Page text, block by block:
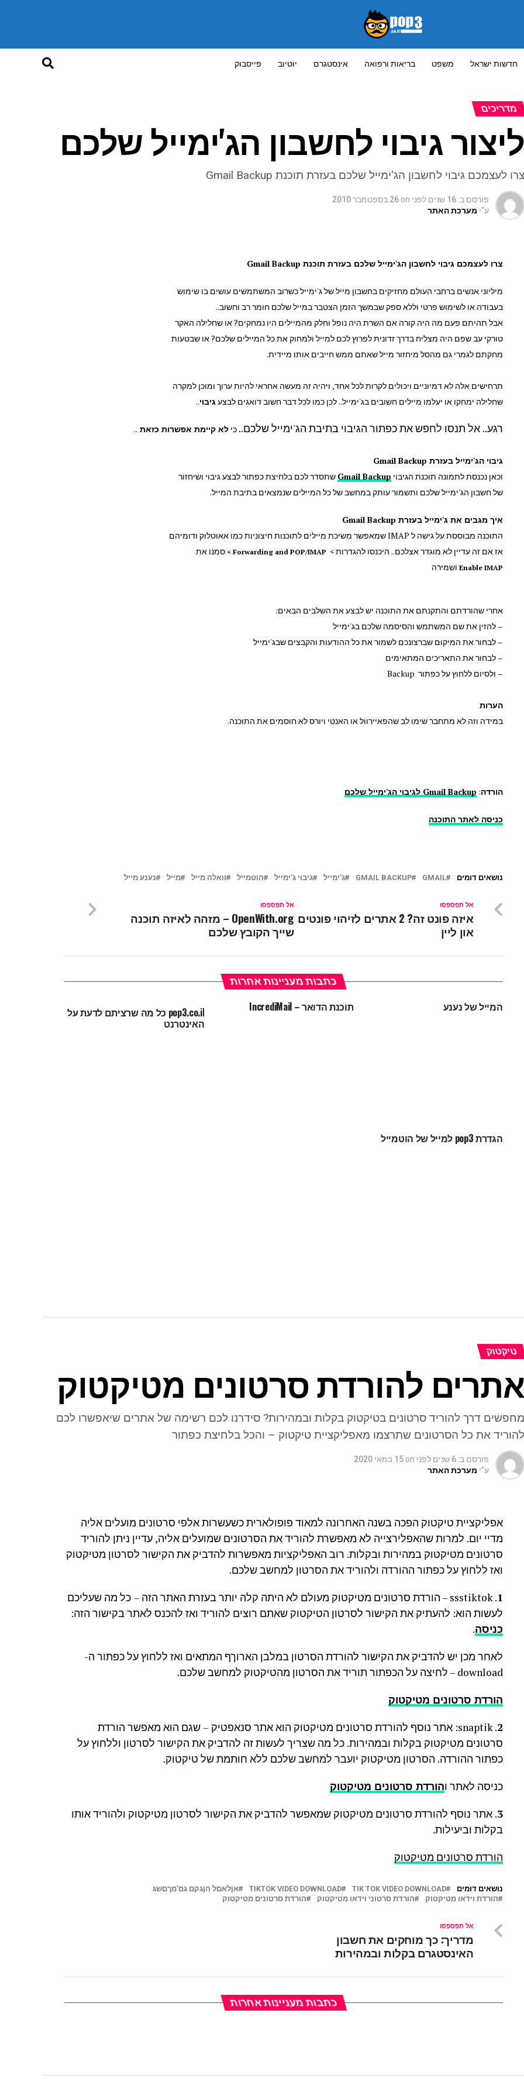
חדשות ישראל משפט בריאות ורפואה אינסטגרם יוטיוב פייסבוק
מדריכים
ליצור גיבוי לחשבון הג'ימייל שלכם
צרו לעצמכם גיבוי לחשבון הג'ימייל שלכם בעזרת תוכנת Gmail Backup
פורסם ב: 16 שנים לפני on 26 בספטמבר 2010
ע"י מערכת האתר
צרו לעצמכם גיבוילחשבון הג'ימייל שלכם בעזרת תוכנת Gmail Backup
מיליוני אנשים ברחבי העולם מחזיקים בחשבון מייל של ג'ימייל כשרוב המשתמשים עושים בו שימוש
בעבודה או לשימוש פרטי וללא ספק שבמשך הזמן הצטבר במייל שלכם חומר רב וחשוב..
אבל תהיתם פעם מה היה קורה אם השרת היה נופל וחלק מהמיילים היו נמחקים? או שחלילה האקר
טורקי עב שפם היה מצליח בדרך זדונית לפרוץ לכם למייל ולמחוק את כל המיילים שלכם? או שבטעות
מחקתם לגמרי גם מהסל מיחזור מייל שאתם ממש חייבים אותו מיידית.
תרחישים אלה לא דמיוניים ויכולים לקרות לכל אחד, ויהיה זה מעשה אחראי להיות ערוך ומוכן למקרה
שחלילה ימחקו או יעלמו מיילים חשובים בג'ימייל..לכן כמו לכל דבר חשוב דואגים לבצעגיבוי..
רגע.. אל תנסו לחפש את כפתור הגיבוי בתיבת הג'ימייל שלכם.. כי לא קיימת אפשרות כזאת ..
גיבוי הג'ימייל בעזרת Gmail Backup
וכאן נכנסת לתמונה תוכנת הגיבוי Gmail Backup שתסדר לכם בלחיצת כפתור לבצע גיבוי ושיחזור
של חשבון הג'ימייל שלכם ותשמור עותק במחשב של כל המיילים שנמצאים בתיבת המייל.
איך מגבים את ג'ימייל בעזרת Gmail Backup
התוכנה מבוססת על גישה ל IMAP שמאפשר משיכת מיילים לתוכנות חיצוניות כמו אאוטלוק ודומיהם
אז אם זה עדיין לא מוגדר אצלכם.. היכנסו להגדרות > Forwarding and POP/IMAP > סמנו את
Enable IMAP ושמירה
אחרי שהורדתם והתקנתם את התוכנה יש לבצע את השלבים הבאים:
– להזין את שם המשתמש והסיסמה שלכם בג'ימייל
– לבחור את המיקום שברצונכם לשמור את כל ההודעות והקבצים שבג'ימייל
– לבחור את התאריכים המתאימים
– ולסיום ללחוץ על כפתור Backup
הערות
במידה וזה לא מתחבר שימו לב שהפאיירוול או האנטי ויורס לא חוסמים את התוכנה.
הורדה: Gmail Backup לגיבוי הג'ימייל שלכם
כניסה לאתר התוכנה
נושאים דומים GMAIL
GMAIL BACKUP ג'ימייל גיבוי ג'ימייל הוטמייל וואלה מייל מייל נענע מייל
אל תפספסו
OpenWith.org – מזהה לאיזה תוכנה
שייך הקובץ שלכם
אל תפספסו
איזה פונט זה? 2 אתרים לזיהוי פונטים
און ליין
כתבות מעניינות אחרות
המייל של נענע תוכנת הדואר – IncrediMail pop3.co.il כל מה שרציתם לדעת על
האינטרנט
הגדרת pop3 למייל של הוטמייל
טיקטוק
אתרים להורדת סרטונים מטיקטוק
מחפשים דרך להוריד סרטונים בטיקטוק בקלות ובמהירות? סידרנו לכם רשימה של אתרים שיאפשרו לכם
להוריד את כל הסרטונים שתרצמו מאפליקציית טיקטוק – והכל בלחיצת כפתור
פורסם ב: 6 שנים לפני on 15 במאי 2020
ע"י מערכת האתר
אפליקציית טיקטוק הפכה בשנה האחרונה למאוד פופולארית כשעשרות אלפי סרטונים מועלים אליה
מדיי יום. למרות שהאפלירצייה לא מאפשרת להוריד את הסרטונים שמועלים אליה, עדיין ניתן להוריד
סרטונים מטיקטוק במהירות ובקלות. רוב האפליקציות מאפשרות להדביק את הקישור לסרטון מטיקטוק
ואז ללחוץ על כפתור ההורדה ולהוריד את הסרטון למחשב שלכם.
1
. ssstiktok – הורדת סרטונים מטיקטוק מעולם לא היתה קלה יותר בעזרת האתר הזה – כל מה שעליכם
לעשות הוא: להעתיק את הקישור לסרטון הטיקטוק שאתם רוצים להוריד ואז להכנס לאתר בקישור הזה:
כניסה.
לאחר מכן יש להדביק את הקישור להורדת הסרטון במלבן הארוךף המתאים ואז ללחוץ על כפתור ה-
download – לחיצה על הכפתור תוריד את הסרטון מהטיקטוק למחשב שלכם.
הורדת סרטונים מטיקטוק
2
. snaptik: אתר נוסף להורדת סרטונים מטיקטוק הוא אתר סנאפטיק – שגם הוא מאפשר הורדת
סרטונים מטיקטוק בקלות ובמהירות. כל מה שצריך לעשות זה להדביק את הקישור לסרטון וללחוץ על
כפתור ההורדה. הסרטון מטיקטוק יועבר למחשב שלכם ללא חותמת של טיקטוק.
כניסה לאתר והורדת סרטונים מטיקטוק
3. אתר נוסף להורדת סרטונים מטיקטוק שמאפשר להדביק את הקישור לסרטון מטיקטוק ולהוריד אותו
בקלות וביעילות.
הורדת סרטונים מטיקטוק
נושאים דומים TIK TOK VIDEO DOWNLOAD
TIKTOK VIDEO DOWNLOAD
אןלאםל הןגקם גם'מךםשג
הורדת וידאו מטיקטוק
הורדת סרטוני וידאו מטיקטוק הורדת סרטונים מטיקטוק
אל תפספסו
מדריך: כך מוחקים את חשבון
האינסטגרם בקלות ובמהירות
כתבות מעניינות אחרות